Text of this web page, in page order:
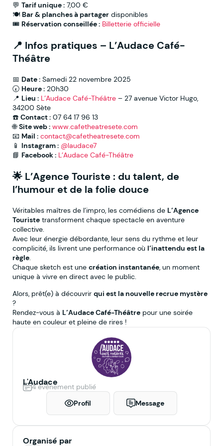
💬 Tarif unique : 7,00 €
🍽 Bar & planches à partager disponibles
🎟 Réservation conseillée : Billetterie officielle
📍 Infos pratiques – L’Audace Café-
Théâtre
📅 Date : Samedi 22 novembre 2025
🕢 Heure : 20h30
📍 Lieu : L’Audace Café-Théâtre – 27 avenue Victor Hugo,
34200 Sète
☎️ Contact : 07 64 17 96 13
🌐Site web : www.cafetheatresete.com
📧 Mail : contact@cafetheatresete.com
📱 Instagram : @laudace7
📘 Facebook : L’Audace Café-Théâtre
🌟 L’Agence Touriste : du talent, de
l’humour et de la folie douce
Véritables maîtres de l’impro, les comédiens de L’Agence
Touriste transforment chaque spectacle en aventure
collective.
Avec leur énergie débordante, leur sens du rythme et leur
complicité, ils livrent une performance où l’inattendu est la
règle.
Chaque sketch est une création instantanée, un moment
unique à vivre en direct avec le public.
Alors, prêt(e) à découvrir qui est la nouvelle recrue mystère
?
Rendez-vous à L’Audace Café-Théâtre pour une soirée
haute en couleur et pleine de rires !
L'Audace
4 événement publié
Profil
Message
Organisé par